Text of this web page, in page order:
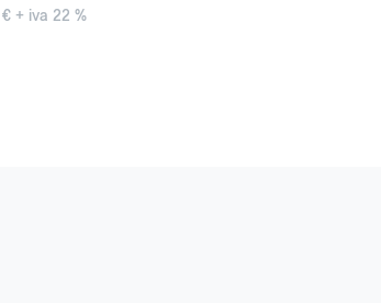
+ iva 22 %